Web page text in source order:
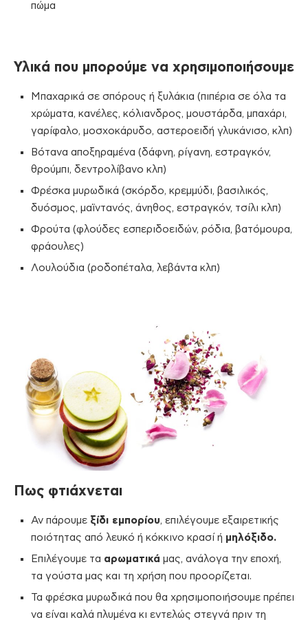
πώμα
Υλικά που μπορούμε να χρησιμοποιήσουμε
Μπαχαρικά σε σπόρους ή ξυλάκια (πιπέρια σε όλα τα
χρώματα, κανέλες, κόλιανδρος, μουστάρδα, μπαχάρι,
γαρίφαλο, μοσχοκάρυδο, αστεροειδή γλυκάνισο, κλπ)
Βότανα αποξηραμένα (δάφνη, ρίγανη, εστραγκόν,
θρούμπι, δεντρολίβανο κλπ)
Φρέσκα μυρωδικά (σκόρδο, κρεμμύδι, βασιλικός,
δυόσμος, μαϊντανός, άνηθος, εστραγκόν, τσίλι κλπ)
Φρούτα (φλούδες εσπεριδοειδών, ρόδια, βατόμουρα,
φράουλες)
Λουλούδια (ροδοπέταλα, λεβάντα κλπ)
Πως φτιάχνεται
Αν πάρουμε ξίδι εμπορίου, επιλέγουμε εξαιρετικής
ποιότητας από λευκό ή κόκκινο κρασί ή μηλόξιδο.
Επιλέγουμε τα αρωματικά μας, ανάλογα την εποχή,
τα γούστα μας και τη χρήση που προορίζεται.
Τα φρέσκα μυρωδικά που θα χρησιμοποιήσουμε πρέπει
να είναι καλά πλυμένα κι εντελώς στεγνά πριν τη